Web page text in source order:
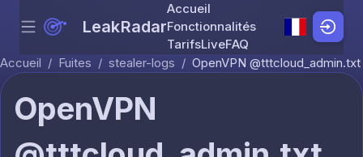
Skip to content
Menu LeakRadar
Accueil
Fonctionnalités
TarifsLiveFAQ
Accueil / Fuites / stealer-logs / OpenVPN @tttcloud_admin.txt
OpenVPN